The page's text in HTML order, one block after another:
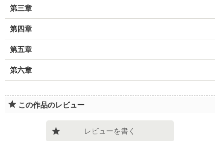
第三章
第四章
第五章
第六章
この作品のレビュー
レビューを書く